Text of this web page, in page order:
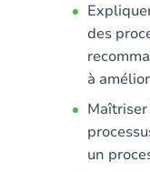
des
à
un